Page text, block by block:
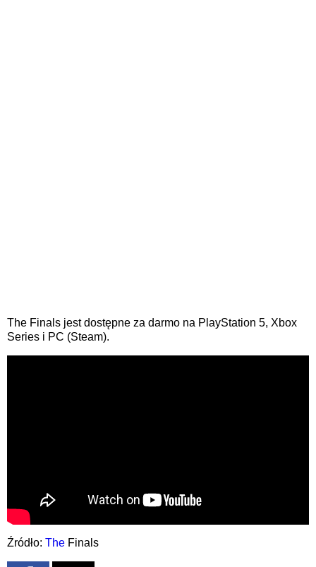
The Finals jest dostępne za darmo na PlayStation 5, Xbox
Series i PC (Steam).
Źródło: The Finals